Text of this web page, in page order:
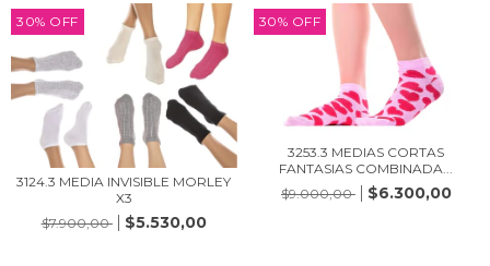
30% OFF
3124.3 MEDIA INVISIBLE MORLEY
X3
$7.900,00
$5.530,00
30% OFF
3253.3 MEDIAS CORTAS
FANTASIAS COMBINADA...
$9.000,00
$6.300,00